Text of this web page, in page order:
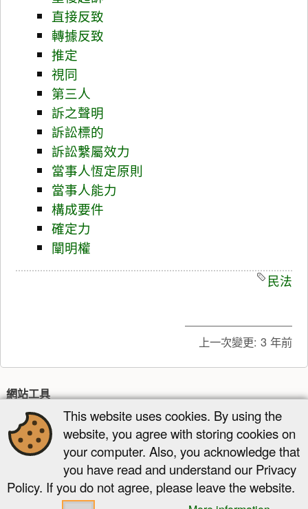
直接反致
轉據反致
推定
視同
第三人
訴之聲明
訴訟標的
訴訟繫屬效力
當事人恆定原則
當事人能力
構成要件
確定力
闡明權
民法
上一次變更: 3 年前
網站工具
最近更新 多媒體管理器 網站地圖
頁面工具
舊版 反向連結 回到頁頂
This website uses cookies. By using the
website, you agree with storing cookies on
your computer. Also, you acknowledge that
you have read and understand our Privacy
Policy. If you do not agree, please leave the website.